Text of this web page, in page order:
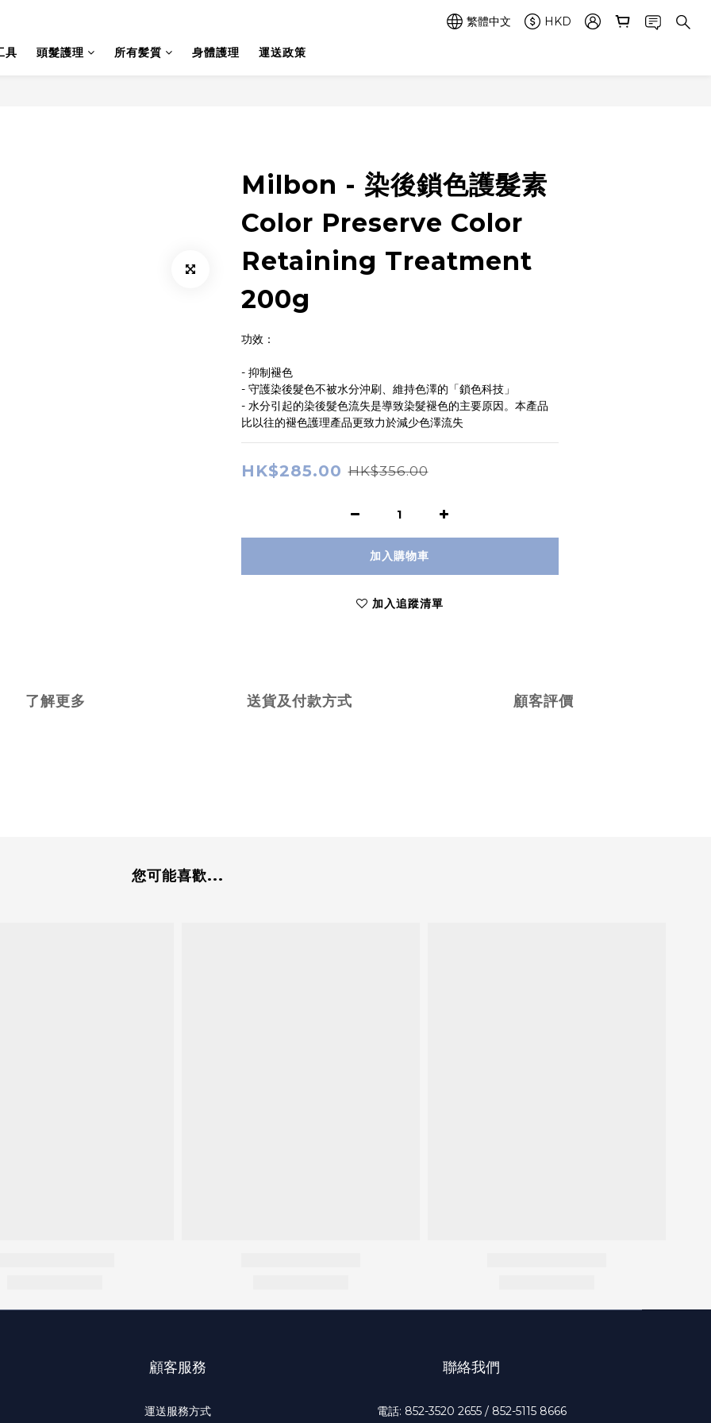
繁體中文 HKD
具 頭髮護理 所有髪質 身體護理 運送政策
Milbon - 染後鎖色護髮素
Color Preserve Color
Retaining Treatment
200g
功效：
- 抑制褪色
- 守護染後髮色不被水分沖刷、維持色澤的「鎖色科技」
- 水分引起的染後髮色流失是導致染髮褪色的主要原因。本產品
比以往的褪色護理產品更致力於減少色澤流失
HK$285.00 HK$356.00
加入購物車
加入追蹤清單
了解更多 送貨及付款方式 顧客評價
您可能喜歡...
顧客服務
運送服務方式
聯絡我們
電話: 852-3520 2655 / 852-5115 8666